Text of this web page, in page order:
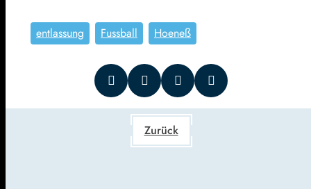
entlassung Fussball Hoeneß
Zurück